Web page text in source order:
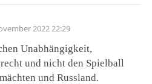
2022 22:29
Unabhängigkeit,
und nicht den Spielball
und Russland.